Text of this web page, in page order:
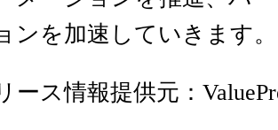
ンを加速していきます。
ース情報提供元：